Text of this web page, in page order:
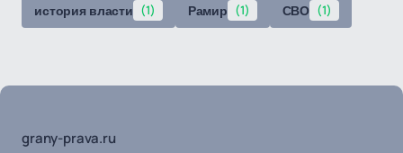
история власти (1) Рамир (1) СВО (1)
grany-prava.ru